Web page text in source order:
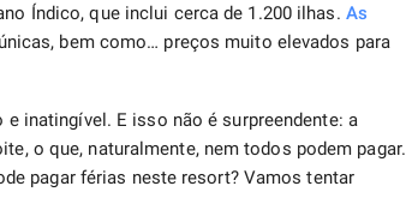
Índico, que inclui cerca de 1.200 ilhas. As
bem como… preços muito elevados para
inatingível. E isso não é surpreendente: a
o que, naturalmente, nem todos podem pagar.
pagar férias neste resort? Vamos tentar